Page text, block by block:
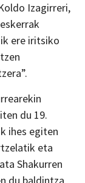
Izagirreri,
ere iritsiko
du 19.
ihes egiten
eta
Shakurren